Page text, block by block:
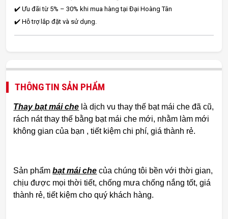
✔️ Ưu đãi từ 5% – 30% khi mua hàng tại Đại Hoàng Tân
✔️ Hỗ trợ lắp đặt và sử dụng.
THÔNG TIN SẢN PHẨM
Thay bạt mái che là dịch vu thay thế bạt mái che đã cũ,
rách nát thay thế bằng bạt mái che mới, nhằm làm mới
không gian của bạn , tiết kiệm chi phí, giá thành rẻ.
Sản phẩmbạt mái che của chúng tôi bền với thời gian,
chịu được mọi thời tiết, chống mưa chống nắng tốt, giá
thành rẻ, tiết kiệm cho quý khách hàng.